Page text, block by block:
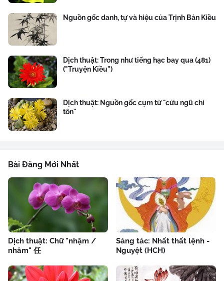
Nguồn gốc danh, tự và hiệu của Trịnh Bản Kiều
Dịch thuật: Trong như tiếng hạc bay qua (481)
("Truyện Kiều")
Dịch thuật: Nguồn gốc cụm từ "cửu ngũ chí
tôn"
Bài Đăng Mới Nhất
Dịch thuật: Chữ "nhậm /
nhâm" 任
Sáng tác: Nhất thất lệnh -
Nguyệt (HCH)